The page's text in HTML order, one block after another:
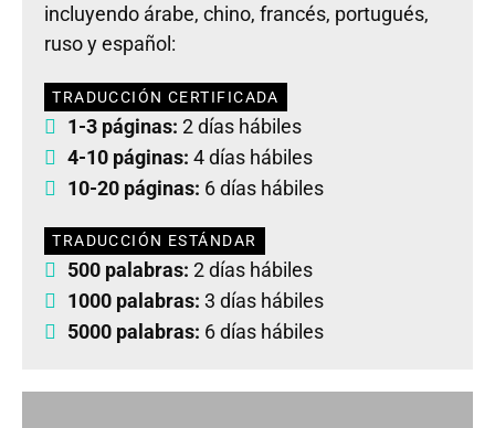
incluyendo árabe, chino, francés, portugués,
ruso y español:
TRADUCCIÓN CERTIFICADA
1-3 páginas: 2 días hábiles
4-10 páginas: 4 días hábiles
10-20 páginas: 6 días hábiles
TRADUCCIÓN ESTÁNDAR
500 palabras: 2 días hábiles
1000 palabras: 3 días hábiles
5000 palabras: 6 días hábiles